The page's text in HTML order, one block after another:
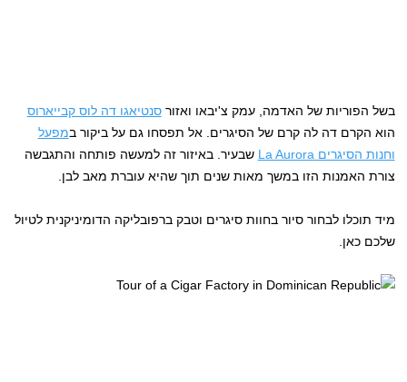
בשל הפוריות של האדמה, עמק צ'יבאו ואזורסנטיאגו דה לוס קבייארוס
הוא הקרם דה לה קרם של הסיגרים. אל תפסחו גם על ביקור במפעל
וחנות הסיגרים La Aurora
שבעיר. באיזור זה למעשה פותחה והתגבשה
צורת האמנות הזו במשך מאות שנים תוך שהיא עוברת מאב לבן.
מיד תוכלו לבחור סיור בחוות סיגרים וטבק ברפובליקה הדומיניקנית לטיול
שלכם כאן.